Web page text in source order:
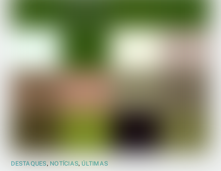
DESTAQUES, NOTÍCIAS, ÚLTIMAS